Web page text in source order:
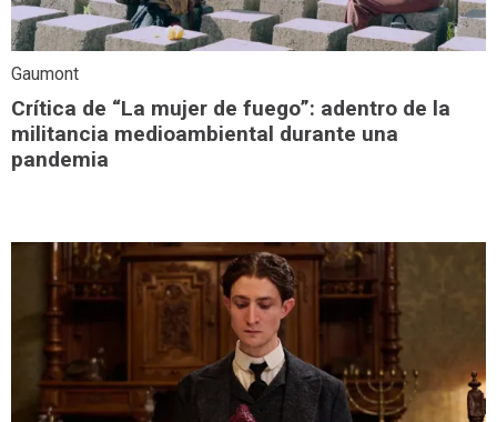
Gaumont
Crítica de “La mujer de fuego”: adentro de la
militancia medioambiental durante una
pandemia